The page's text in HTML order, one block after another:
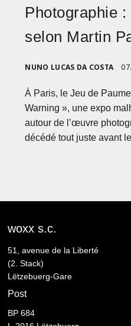
Photographie
selon Martin
NUNO LUCAS DA COSTA
À Paris, le Jeu de
Warning », une expo
autour de l’œuvre
décédé tout juste avant
woxx s.c.
51, avenue de la Liberté
(2. Stack)
Lëtzebuerg-Gare
Post
BP 684